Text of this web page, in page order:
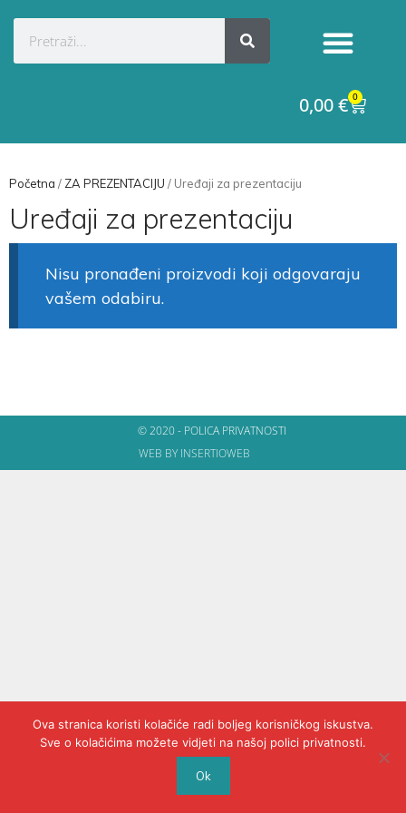
0,00€ 0
Početna / ZA PREZENTACIJU / Uređaji za prezentaciju
Uređaji za prezentaciju
Nisu pronađeni proizvodi koji odgovaraju
vašem odabiru.
© 2020 - POLICA PRIVATNOSTI
WEB BY INSERTIOWEB
Ova stranica koristi kolačiće radi boljeg korisničkog iskustva.
Sve o kolačićima možete vidjeti na našoj polici privatnosti.
Ok